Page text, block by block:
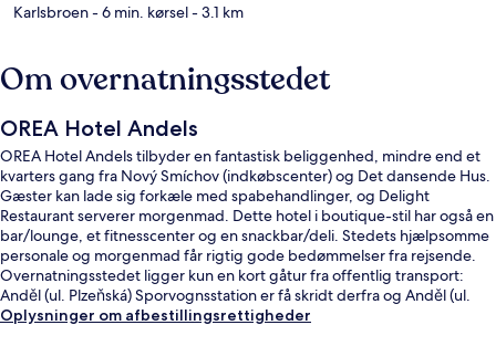
Karlsbroen- 6 min. kørsel- 3.1 km
Om overnatningsstedet
OREA Hotel Andels
OREA Hotel Andels tilbyder en fantastisk beliggenhed, mindre end et
kvarters gang fra Nový Smíchov (indkøbscenter) og Det dansende Hus.
Gæster kan lade sig forkæle med spabehandlinger, og Delight
Restaurant serverer morgenmad. Dette hotel i boutique-stil har også en
bar/lounge, et fitnesscenter og en snackbar/deli. Stedets hjælpsomme
personale og morgenmad får rigtig gode bedømmelser fra rejsende.
Overnatningsstedet ligger kun en kort gåtur fra offentlig transport:
Anděl (ul. Plzeňská) Sporvognsstation er få skridt derfra og Anděl (ul.
Nádražní) Sporvognsstation ligger 3 minutter væk.
Oplysninger om afbestillingsrettigheder